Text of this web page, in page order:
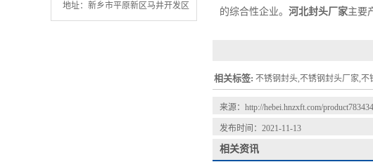
地址：新乡市平原新区马井开发区
的综合性企业。 河北封头厂家主要
相关标签: 不锈钢封头,不锈钢封头厂家,不
来源： http://hebei.hnzxft.com/
发布时间：2021-11-13
相关资讯